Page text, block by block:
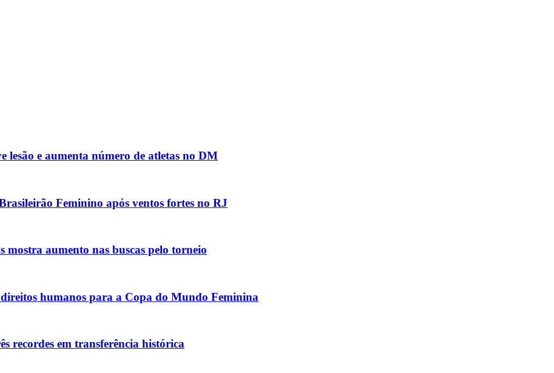
lesão e aumenta número de atletas no DM
Feminino após ventos fortes no RJ
aumento nas buscas pelo torneio
humanos para a Copa do Mundo Feminina
recordes em transferência histórica